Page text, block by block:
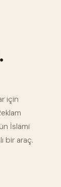
için
İslami
bir araç.